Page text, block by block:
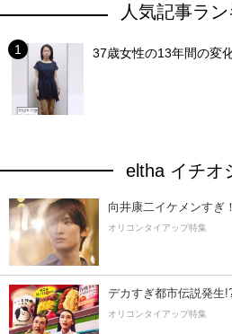
人気記事ラ
37歳女性の13年間の変
eltha イチオ
向井康二イケメンすぎ
オリコンタイアップ特集
デカすぎ都市伝説発生
オリコンタイアップ特集